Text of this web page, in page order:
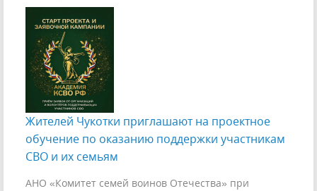
Жителей Чукотки приглашают на проектное
обучение по оказанию поддержки участникам
СВО и их семьям
АНО «Комитет семей воинов Отечества» при